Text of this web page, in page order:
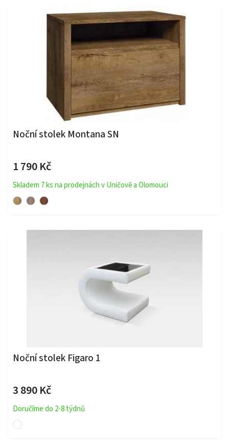
Noční stolek Montana SN
1 790 Kč
Skladem 7 ks na prodejnách v Uničově a Olomouci
Noční stolek Figaro 1
3 890 Kč
Doručíme do 2-8 týdnů